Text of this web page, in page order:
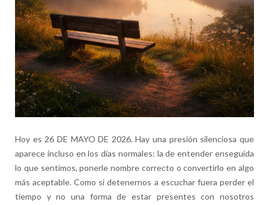
Hoy es 26 DE MAYO DE 2026. Hay una presión silenciosa que
aparece incluso en los días normales: la de entender enseguida
lo que sentimos, ponerle nombre correcto o convertirlo en algo
más aceptable. Como si detenernos a escuchar fuera perder el
tiempo y no una forma de estar presentes con nosotros